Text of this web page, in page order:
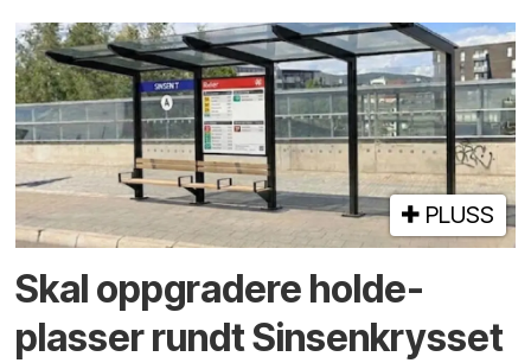
PLUSS
Skal oppgradere holde­
plasser rundt Sinsenkrysset